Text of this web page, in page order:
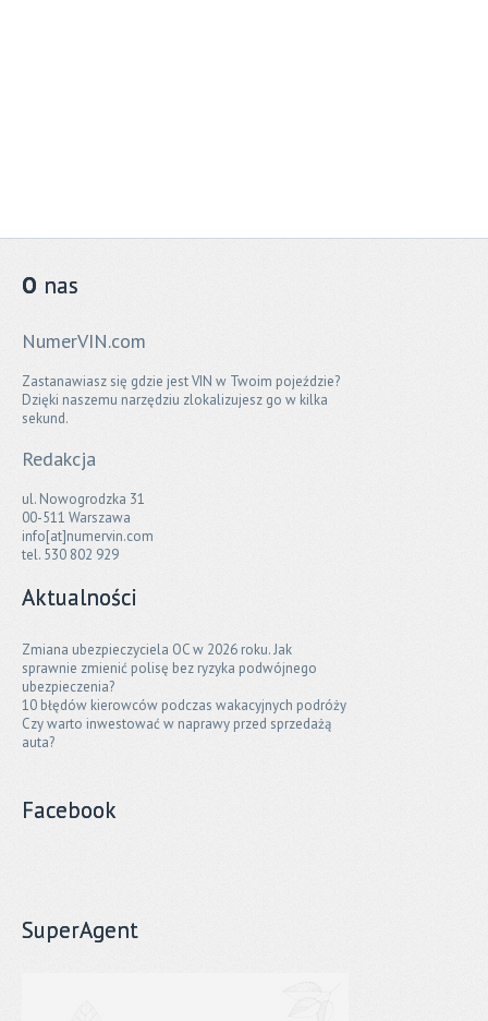
O nas
NumerVIN.com
Zastanawiasz się gdzie jest VIN w Twoim pojeździe?
Dzięki naszemu narzędziu zlokalizujesz go w kilka
sekund.
Redakcja
ul. Nowogrodzka 31
00-511 Warszawa
info[at]numervin.com
tel. 530 802 929
Aktualności
Zmiana ubezpieczyciela OC w 2026 roku. Jak
sprawnie zmienić polisę bez ryzyka podwójnego
ubezpieczenia?
10 błędów kierowców podczas wakacyjnych podróży
Czy warto inwestować w naprawy przed sprzedażą
auta?
Facebook
SuperAgent